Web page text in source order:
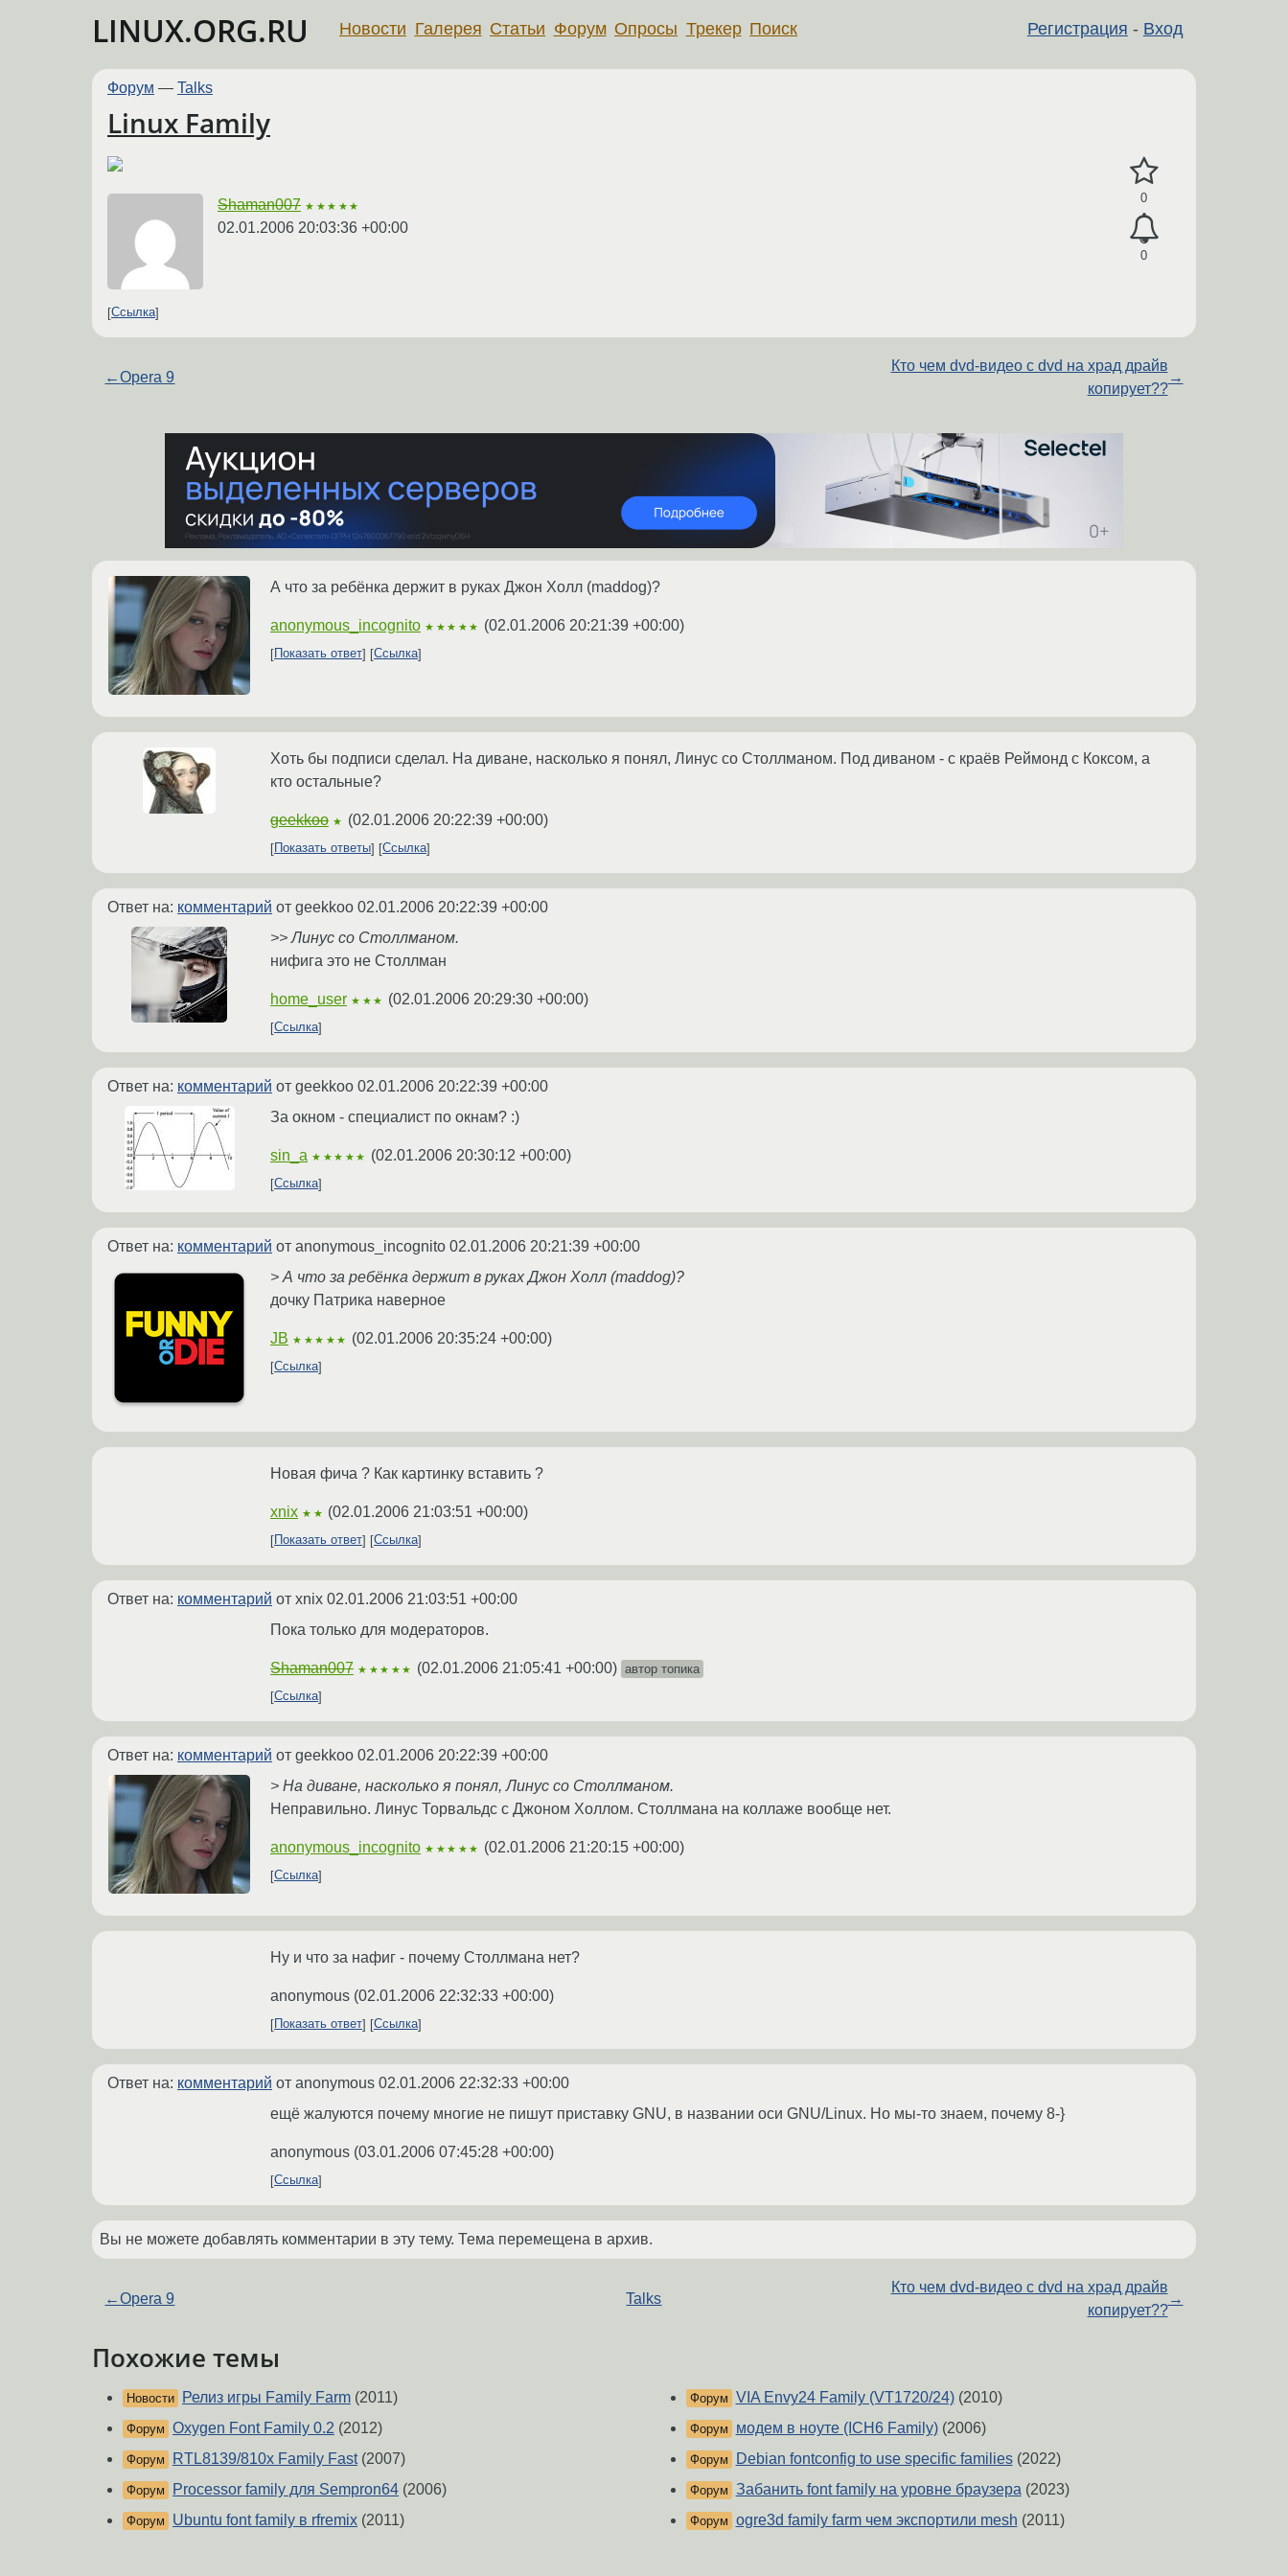
LINUX.ORG.RU Регистрация - Вход
Новости Галерея Статьи Форум Опросы Трекер Поиск
Форум — Talks
Linux Family
0
0
Shaman007 ★★★★★
02.01.2006 20:03:36 +00:00
Ссылка
←Opera 9
Кто чем dvd-видео с dvd на храд драйв
копирует??
→
А что за ребёнка держит в руках Джон Холл (maddog)?
anonymous_incognito ★★★★★ (02.01.2006 20:21:39 +00:00)
Показать ответ Ссылка
Хоть бы подписи сделал. На диване, насколько я понял, Линус со Столлманом. Под диваном - с краёв Реймонд с Коксом, а
кто остальные?
geekkoo ★ (02.01.2006 20:22:39 +00:00)
Показать ответы Ссылка
Ответ на: комментарий от geekkoo 02.01.2006 20:22:39 +00:00
>> Линус со Столлманом.
нифига это не Столлман
home_user ★★★ (02.01.2006 20:29:30 +00:00)
Ссылка
Ответ на: комментарий от geekkoo 02.01.2006 20:22:39 +00:00
За окном - специалист по окнам? :)
sin_a ★★★★★ (02.01.2006 20:30:12 +00:00)
Ссылка
Ответ на: комментарий от anonymous_incognito 02.01.2006 20:21:39 +00:00
> А что за ребёнка держит в руках Джон Холл (maddog)?
дочку Патрика наверное
JB ★★★★★ (02.01.2006 20:35:24 +00:00)
Ссылка
Новая фича ? Как картинку вставить ?
xnix ★★ (02.01.2006 21:03:51 +00:00)
Показать ответ Ссылка
Ответ на: комментарий от xnix 02.01.2006 21:03:51 +00:00
Пока только для модераторов.
Shaman007 ★★★★★ (02.01.2006 21:05:41 +00:00) автор топика
Ссылка
Ответ на: комментарий от geekkoo 02.01.2006 20:22:39 +00:00
> На диване, насколько я понял, Линус со Столлманом.
Неправильно. Линус Торвальдс с Джоном Холлом. Столлмана на коллаже вообще нет.
anonymous_incognito ★★★★★ (02.01.2006 21:20:15 +00:00)
Ссылка
Ну и что за нафиг - почему Столлмана нет?
anonymous (02.01.2006 22:32:33 +00:00)
Показать ответ Ссылка
Ответ на: комментарий от anonymous 02.01.2006 22:32:33 +00:00
ещё жалуются почему многие не пишут приставку GNU, в названии оси GNU/Linux. Но мы-то знаем, почему 8-}
anonymous (03.01.2006 07:45:28 +00:00)
Ссылка
Вы не можете добавлять комментарии в эту тему. Тема перемещена в архив.
←Opera 9 Talks
Кто чем dvd-видео с dvd на храд драйв
копирует??
→
Похожие темы
Новости Релиз игры Family Farm (2011)
Форум Oxygen Font Family 0.2 (2012)
Форум RTL8139/810x Family Fast(2007)
Форум Processor family для Sempron64 (2006)
Форум Ubuntu font family в rfremix (2011)
Форум VIA Envy24 Family (VT1720/24)(2010)
Форум модем в ноуте (ICH6 Family)(2006)
Форум Debian fontconfig to use specific families(2022)
Форум Забанить font family на уровне браузера(2023)
Форум ogre3d family farm чем экспортили mesh (2011)